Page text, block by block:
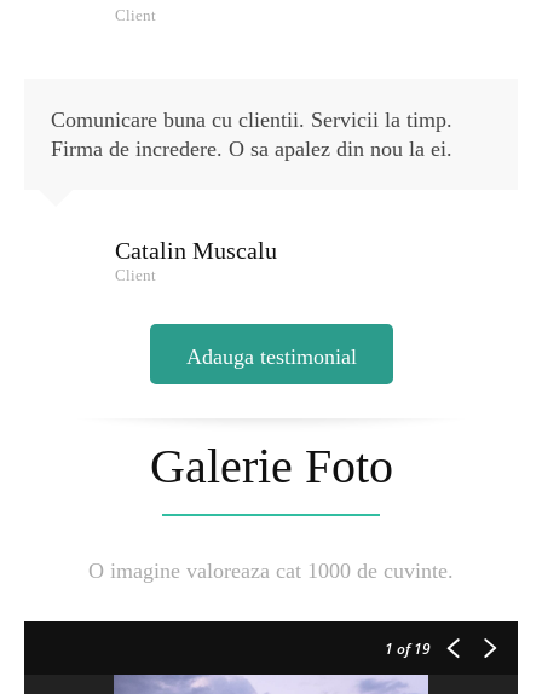
Client
Comunicare buna cu clientii. Servicii la timp.
Firma de incredere. O sa apalez din nou la ei.
Catalin Muscalu
Client
Adauga testimonial
1 of 19
Galerie Foto
O imagine valoreaza cat 1000 de cuvinte.